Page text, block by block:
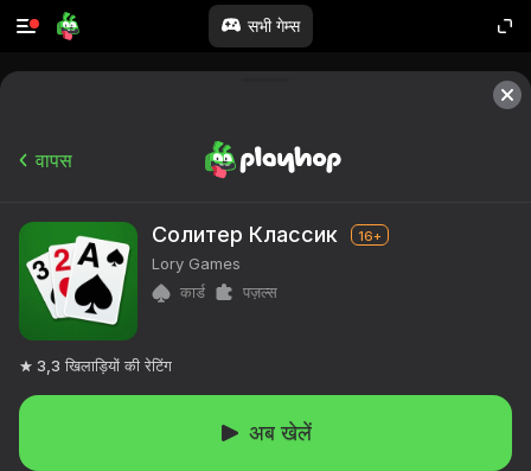
सभी गेम्स
वापस
Солитер Классик 16+
Lory Games
कार्ड
पज़ल्स
3,3 खिलाड़ियों की रेटिंग
अब खेलें